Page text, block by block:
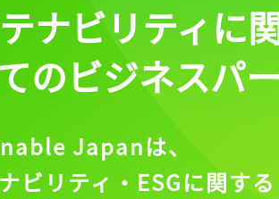
ナビリティに
のビジネスパ
Japanは、
ビリティ・ESGに関する